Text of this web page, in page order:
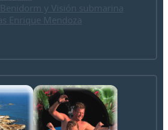
y Visión submarina
Enrique Mendoza